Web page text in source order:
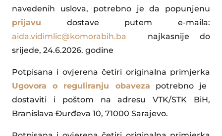
navedenih uslova, potrebno je da popunjenu
prijavu
dostave putem e-maila:
aida.vidimlic@komorabih.ba najkasnije do
srijede, 24.6.2026. godine
Potpisana i ovjerena četiri originalna primjerka
Ugovora o reguliranju obaveza potrebno je
dostaviti i poštom na adresu VTK/STK BiH,
Branislava Đurđeva 10, 71000 Sarajevo.